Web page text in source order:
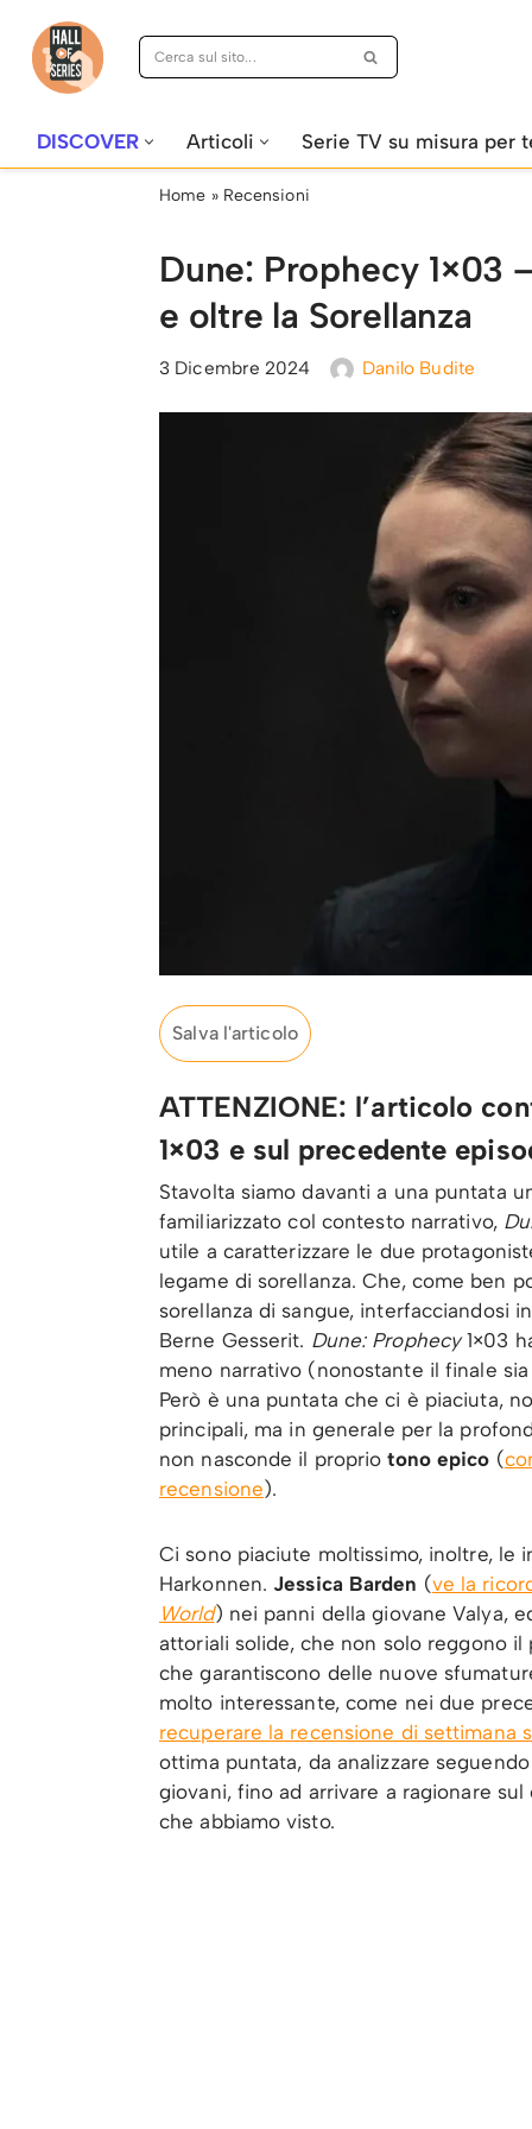
Vai
DISCOVER Articoli Serie TV su misura per
Home » Recensioni
Dune: Prophecy 1×03
e oltre la Sorellanza
3 Dicembre 2024 Danilo Budite
Salva l'articolo
ATTENZIONE: l’articolo
1×03 e sul precedente
Stavolta siamo davanti a una puntata
familiarizzato col contesto narrativo,
utile a caratterizzare le due
legame di sorellanza. Che, come ben
sorellanza di sangue, interfacciandosi
Berne Gesserit. Dune: Prophecy1×03
meno narrativo (nonostante il finale
Però è una puntata che ci è piaciuta,
principali, ma in generale per la
non nasconde il proprio tono epico (
recensione).
Ci sono piaciute moltissimo, inoltre, le
Harkonnen. Jessica Barden (ve la
World) nei panni della giovane Valya,
attoriali solide, che non solo reggono
che garantiscono delle nuove
molto interessante, come nei due
recuperare la recensione di settimana
ottima puntata, da analizzare
giovani, fino ad arrivare a ragionare
che abbiamo visto.